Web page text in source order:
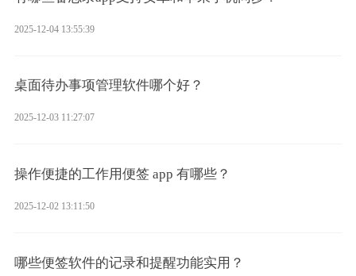
2025-12-04 13:55:39
桌面待办事项管理软件哪个好？
2025-12-03 11:27:07
操作便捷的工作用便签 app 有哪些？
2025-12-02 13:11:50
哪些便签软件的记录和提醒功能实用？